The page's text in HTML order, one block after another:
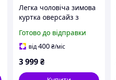
Легка чоловіча зимова
куртка оверсайз з
стьобаний пуховик на
блискавці для хлопців
Готово до відправки
від400₴/міс
3 999₴